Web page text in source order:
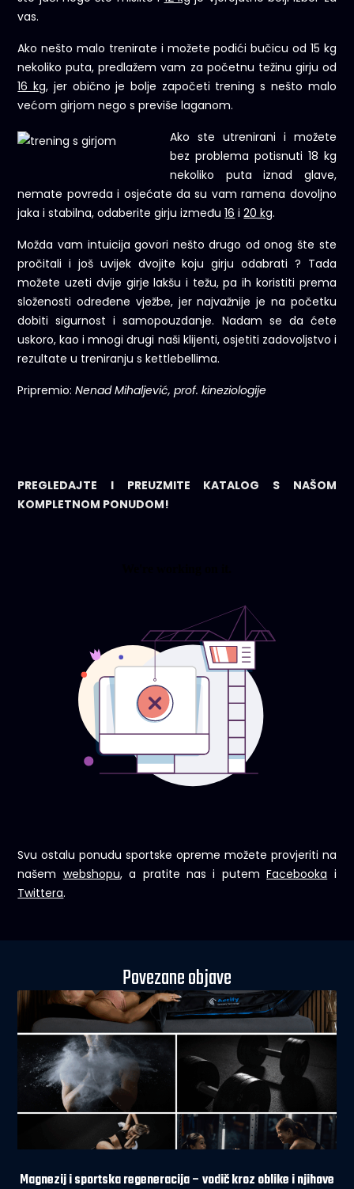
vas.
Ako nešto malo trenirate i možete podići bučicu od 15 kg
nekoliko puta, predlažem vam za početnu težinu girju od
16 kg, jer obično je bolje započeti trening s nešto malo
većom girjom nego s previše laganom.
Ako ste utrenirani i možete
bez problema potisnuti 18 kg
nekoliko puta iznad glave,
nemate povreda i osjećate da su vam ramena dovoljno
jaka i stabilna, odaberite girju između16 i20 kg.
Možda vam intuicija govori nešto drugo od onog šte ste
pročitali i još uvijek dvojite koju girju odabrati ? Tada
možete uzeti dvije girje lakšu i težu, pa ih koristiti prema
složenosti određene vježbe, jer najvažnije je na početku
dobiti sigurnost i samopouzdanje. Nadam se da ćete
uskoro, kao i mnogi drugi naši klijenti, osjetiti zadovoljstvo i
rezultate u treniranju s kettlebellima.
Pripremio:Nenad Mihaljević, prof. kineziologije
PREGLEDAJTE I PREUZMITE KATALOG S NAŠOM
KOMPLETNOM PONUDOM!
Svu ostalu ponudu sportske opreme možete provjeriti na
našem webshopu, a pratite nas i putemFacebooka i
Twittera.
Povezane objave
Magnezij i sportska regeneracija – vodič kroz oblike i njihove